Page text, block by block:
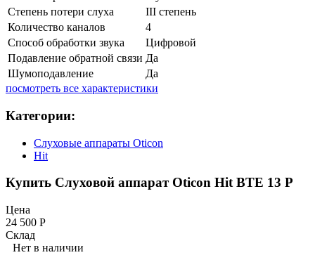
Степень потери слуха
III степень
Количество каналов
4
Способ обработки звука
Цифровой
Подавление обратной связи Да
Шумоподавление
Да
посмотреть все характеристики
Категории:
Слуховые аппараты Oticon
Hit
Купить Слуховой аппарат Oticon Hit BTE 13 P
Цена
24 500 Р
Склад
Нет в наличии